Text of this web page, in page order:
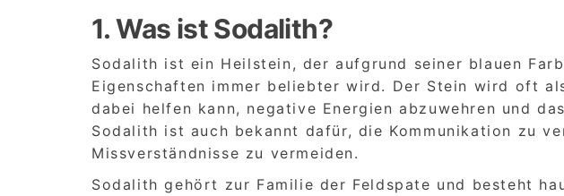
1. Was ist Sodalith?
Sodalith ist ein Heilstein, der aufgrund seiner blauen
Eigenschaften immer beliebter wird. Der Stein wird oft
dabei helfen kann, negative Energien abzuwehren und
Sodalith ist auch bekannt dafür, die Kommunikation zu
Missverständnisse zu vermeiden.
Sodalith gehört zur Familie der Feldspate und besteht